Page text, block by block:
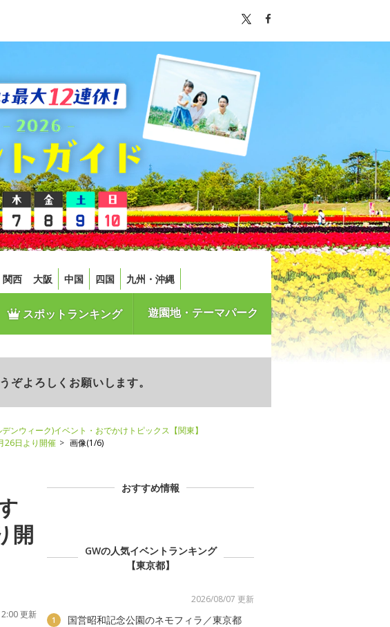
関西 大阪 中国 四国 九州・沖縄
スポットランキング 遊園地・テーマパーク
よろしくお願いします。
ンウィーク)イベント・おでかけトピックス【関東】
26日より開催
画像(1/6)
開
更新
おすすめ情報
GWの人気イベントランキング
【東京都】
2026/08/07 更新
1 国営昭和記念公園のネモフィラ／東京都